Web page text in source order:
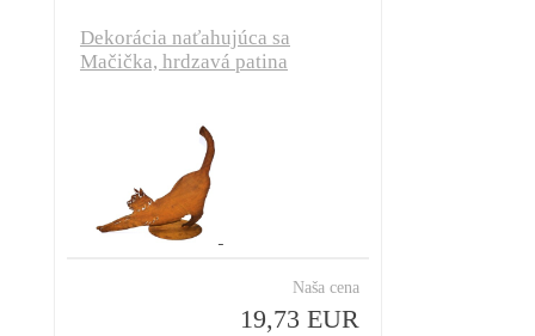
Dekorácia naťahujúca sa
Mačička, hrdzavá patina
Naša cena
19,73 EUR